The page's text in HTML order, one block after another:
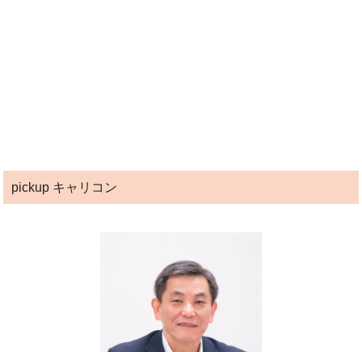
pickup キャリコン